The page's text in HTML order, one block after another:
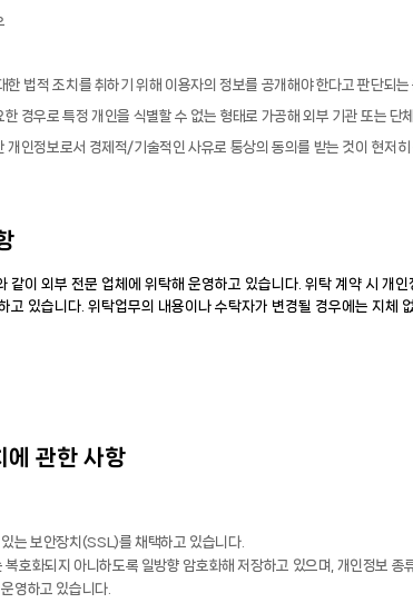
법적 조치를 취하기 위해 이용자의 정보를 공개해야 한다고 판단되
경우로 특정 개인을 식별할 수 없는 형태로 가공해 외부 기관 또는 단
개인정보로서 경제적/기술적인 사유로 통상의 동의를 받는 것이 현저히
같이 외부 전문 업체에 위탁해 운영하고 있습니다. 위탁 계약 시 개
고 있습니다. 위탁업무의 내용이나 수탁자가 변경될 경우에는 지체
에 관한 사항
는 보안장치(SSL)를 채택하고 있습니다.
호화되지 아니하도록 일방향 암호화해 저장하고 있으며, 개인정보 종
영하고 있습니다.